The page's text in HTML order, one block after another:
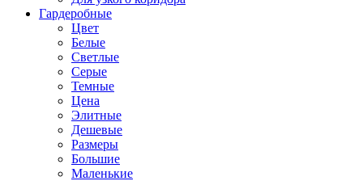
Гардеробные
Цвет
Белые
Светлые
Серые
Темные
Цена
Элитные
Дешевые
Размеры
Большие
Маленькие